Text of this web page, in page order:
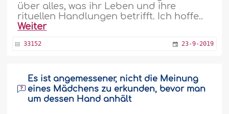
über alles, was ihr Leben und ihre
rituellen Handlungen betrifft. Ich hoffe..
Weiter
33152 23-9-2019
Es ist angemessener, nicht die Meinung
eines Mädchens zu erkunden, bevor man
um dessen Hand anhält